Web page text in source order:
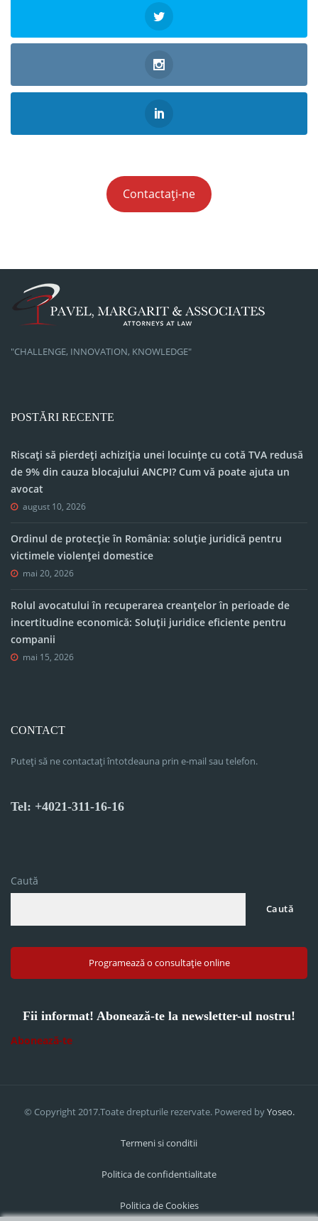
Contactați-ne
"CHALLENGE, INNOVATION, KNOWLEDGE"
POSTĂRI RECENTE
Riscați să pierdeți achiziția unei locuințe cu cotă TVA redusă
de 9% din cauza blocajului ANCPI? Cum vă poate ajuta un
avocat
august 10, 2026
Ordinul de protecție în România: soluție juridică pentru
victimele violenței domestice
mai 20, 2026
Rolul avocatului în recuperarea creanțelor în perioade de
incertitudine economică: Soluții juridice eficiente pentru
companii
mai 15, 2026
CONTACT
Puteți să ne contactați întotdeauna prin e-mail sau telefon.
Tel: +4021-311-16-16
Caută
Caută
Programează o consultație online
Fii informat! Abonează-te la newsletter-ul nostru!
Abonează-te
© Copyright 2017.Toate drepturile rezervate. Powered byYoseo.
Termeni si conditii
Politica de confidentialitate
Politica de Cookies